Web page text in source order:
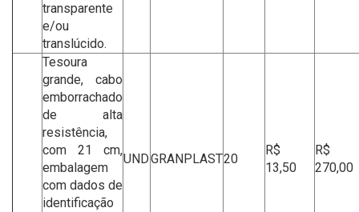
transparente
e/ou
translúcido.
Tesoura
grande, cabo
emborrachado
de alta
resistência,
com 21 cm,
embalagem
com dados de
identificação
UNDGRANPLAST20
R$
13,50
R$
270,00